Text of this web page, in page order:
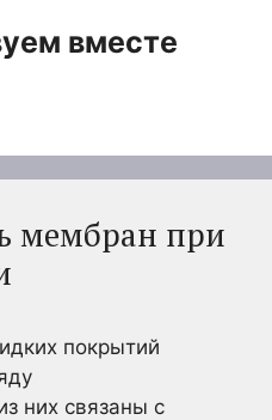
вместе
мембран при
покрытий
них связаны с